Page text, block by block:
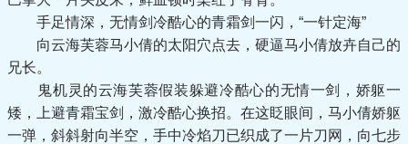
手足情深，无情剑冷酷心的青霜剑一闪，“一针定海”
向云海芙蓉马小倩的太阳穴点去，硬逼马小倩放卉自己的
兄长。
鬼机灵的云海芙蓉假装躲避冷酷心的无情一剑，娇躯一
矮，上避青霜宝剑，激冷酷心换招。在这眨眼间，马小倩娇躯
一弹，斜斜射向半空，手中冷焰刀已织成了一片刀网，向七步